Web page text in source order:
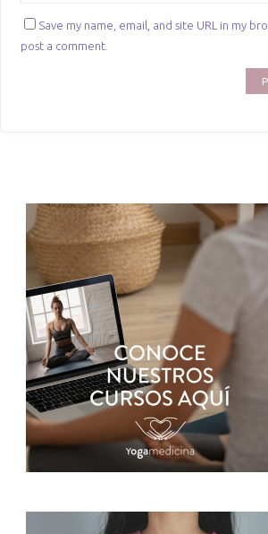
Save my name, email, and site URL in my
post a comment.